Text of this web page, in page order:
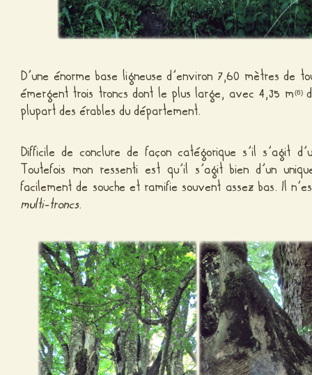
D’une énorme base ligneuse d’environ 7,60 mètres de
émergent trois troncs dont le plus large, avec 4,35 m(6)
plupart des érables du département.
Difficile de conclure de façon catégorique s’il s’agit
Toutefois mon ressenti est qu’il s’agit bien d’un
facilement de souche et ramifie souvent assez bas. Il
multi-troncs.